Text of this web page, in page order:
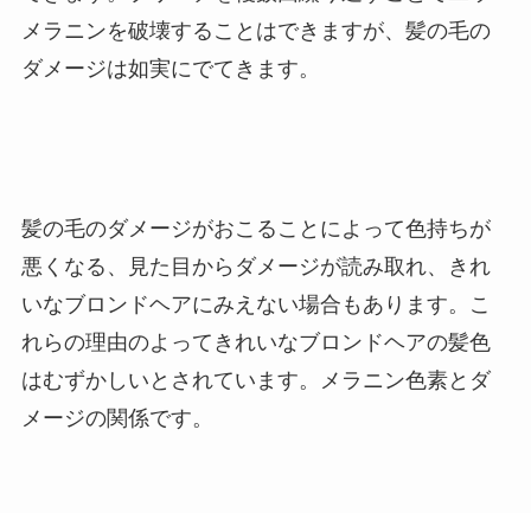
メラニンを破壊することはできますが、髪の毛の
ダメージは如実にでてきます。
髪の毛のダメージがおこることによって色持ちが
悪くなる、見た目からダメージが読み取れ、きれ
いなブロンドヘアにみえない場合もあります。こ
れらの理由のよってきれいなブロンドヘアの髪色
はむずかしいとされています。メラニン色素とダ
メージの関係です。